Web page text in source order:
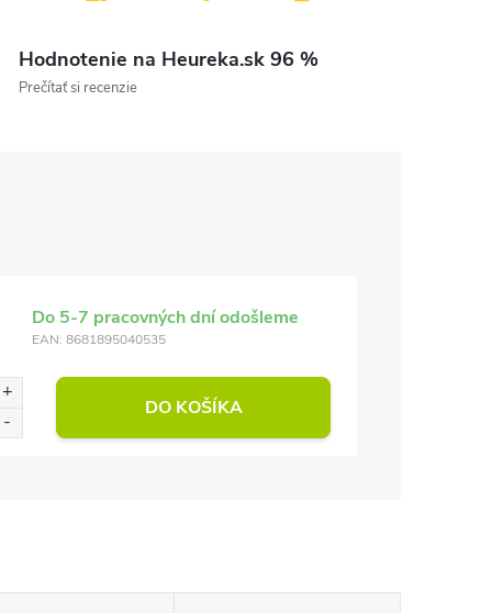
Hodnotenie na Heureka.sk 96 %
Prečítať si recenzie
Do 5-7 pracovných dní odošleme
EAN: 8681895040535
DO KOŠÍKA